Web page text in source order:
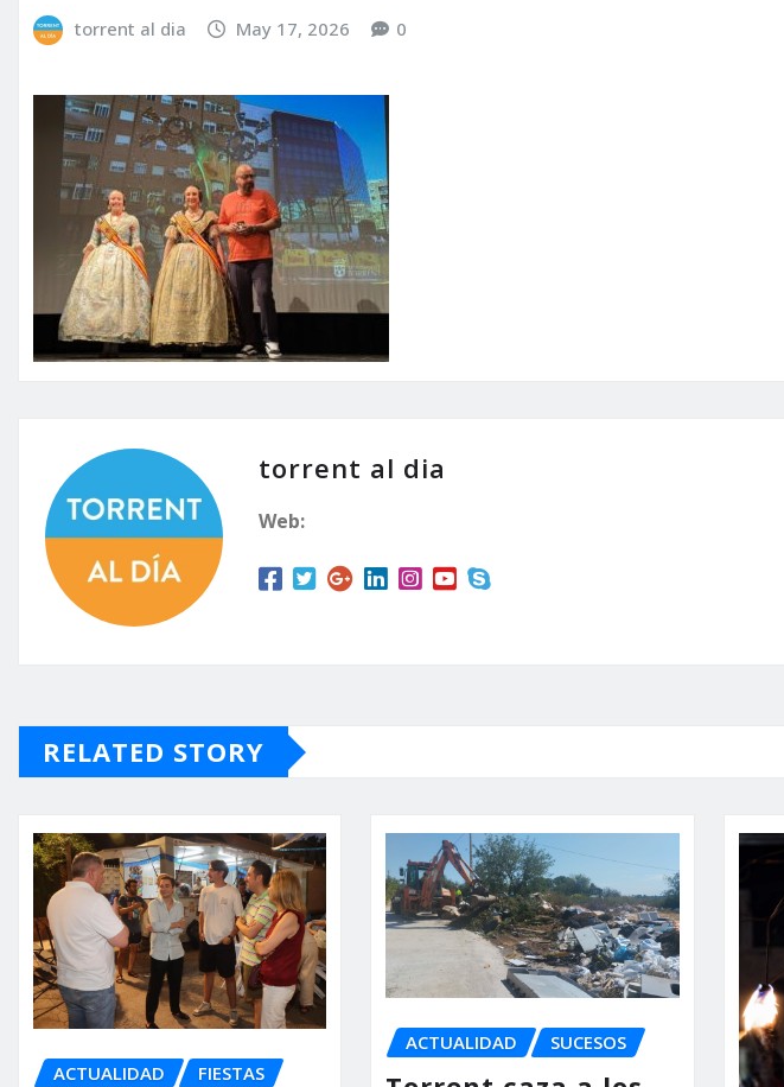
torrent al dia May 17, 2026 0
torrent al dia
Web:
RELATED STORY
ACTUALIDAD
FIESTAS
ACTUALIDAD SUCESOS